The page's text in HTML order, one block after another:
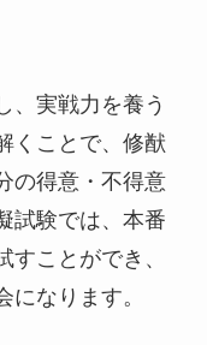
、実戦力を養う
くことで、修猷
の得意・不得意
試験では、本番
ことができ、
なります。